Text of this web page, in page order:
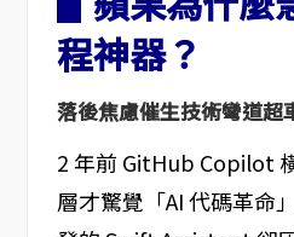
程神器？
落後焦慮催生技術彎道超
2 年前 GitHub Copilot
層才驚覺「AI 代碼革命